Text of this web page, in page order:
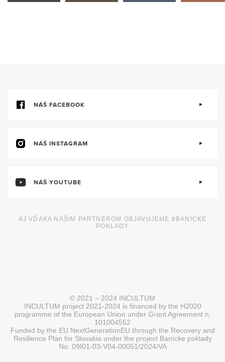
NÁŠ FACEBOOK
NÁŠ INSTAGRAM
NÁŠ YOUTUBE
AJ VĎAKA NAŠIM PARTNEROM OBJAVUJEME #BANICKE
POKLADY
© 2021 – 2024 INCULTUM
INCULTUM project 2021-2024 is financed by the H2020
programme of the European Union under Grant Agreement n.
101004552
Funded by the EU NextGenerationEU through the Recovery and
Resilience Plan for Slovakia under the project Banícke poklady
No. 09I01-03-V04-00051/2024/VA